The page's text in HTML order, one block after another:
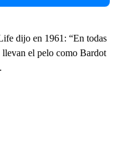
dijo en 1961: “En todas
llevan el pelo como Bardot